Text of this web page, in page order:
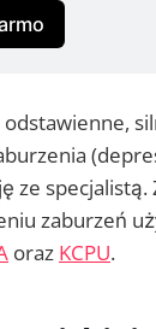
ze specjalistą.
zaburzeń
oraz KCPU.